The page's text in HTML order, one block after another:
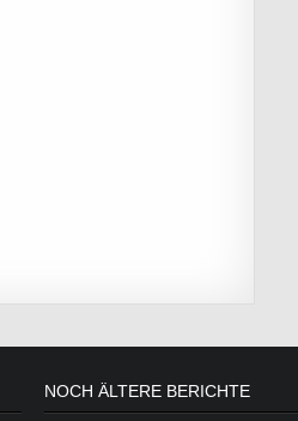
NOCH ÄLTERE BERICHTE